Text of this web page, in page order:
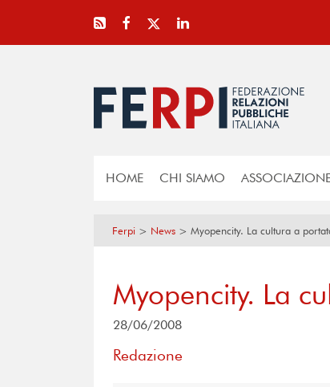
HOME CHI SIAMO
Ferpi > News > Myopencity. La cultura a
Myopencity. La
28/06/2008
Redazione